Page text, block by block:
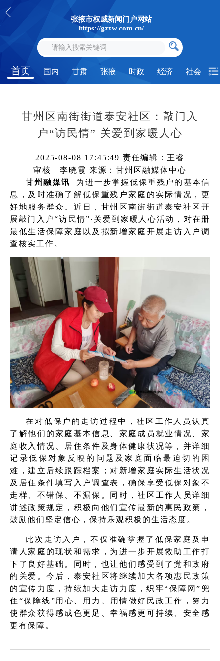
张掖市权威新闻门户网站
https://gzxw.com.cn/
首页 国内 甘肃 张掖 时政 经济 社会
甘州区南街街道泰安社区：敲门入
户“访民情” 关爱到家暖人心
2025-08-08 17:45:49 责任编辑：王睿
审核：李晓霞 来源：甘州区融媒体中心
甘州融媒讯
为进一步掌握低保重残户的基本信
息，及时准确了解低保重残户家庭的实际情况，更
好地服务群众。近日，甘州区南街街道泰安社区开
展敲门入户“访民情”·关爱到家暖人心活动，对在册
最低生活保障家庭以及拟新增家庭开展走访入户调
查核实工作。
在对低保户的走访过程中，社区工作人员认真
了解他们的家庭基本信息、家庭成员就业情况、家
庭收入情况、居住条件及身体健康状况等，并详细
记录低保对象反映的问题及家庭面临最迫切的困
难，建立后续跟踪档案；对新增家庭实际生活状况
及居住条件填写入户调查表，确保享受低保对象不
走样、不错保、不漏保。同时，社区工作人员详细
讲述政策规定，积极向他们宣传最新的惠民政策，
鼓励他们坚定信心，保持乐观积极的生活态度。
此次走访入户，不仅准确掌握了低保家庭及申
请人家庭的现状和需求，为进一步开展救助工作打
下了良好基础。同时，也让他们感受到了党和政府
的关爱。今后，泰安社区将继续加大各项惠民政策
的宣传力度，持续加大走访力度，织牢“保障网”兜
住“保障线”用心、用力、用情做好民政工作，努力
使群众获得感成色更足、幸福感更可持续、安全感
更有保障。